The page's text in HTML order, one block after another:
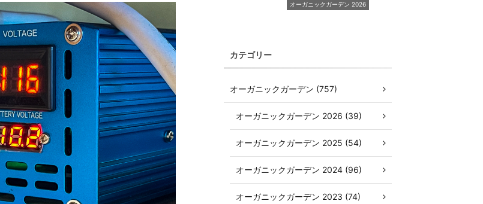
オーガニックガーデン 2026
カテゴリー
オーガニックガーデン (757)
オーガニックガーデン 2026 (39)
オーガニックガーデン 2025 (54)
オーガニックガーデン 2024 (96)
オーガニックガーデン 2023 (74)